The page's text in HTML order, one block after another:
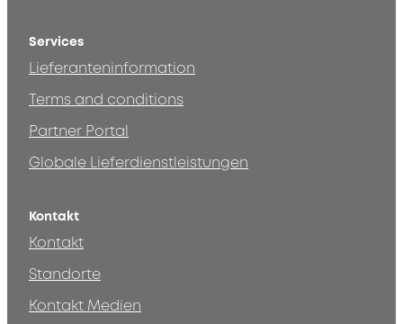
Services
Lieferanteninformation
Terms and conditions
Partner Portal
Globale Lieferdienstleistungen
Kontakt
Kontakt
Standorte
Kontakt Medien